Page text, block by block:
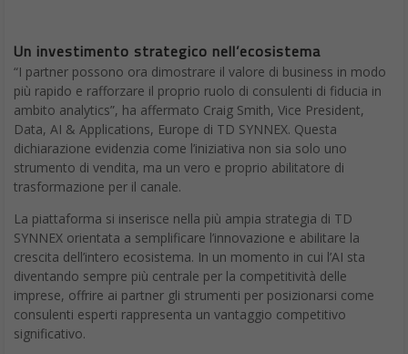
Un investimento strategico nell’ecosistema
“I partner possono ora dimostrare il valore di business in modo
più rapido e rafforzare il proprio ruolo di consulenti di fiducia in
ambito analytics”, ha affermato Craig Smith, Vice President,
Data, AI & Applications, Europe di TD SYNNEX. Questa
dichiarazione evidenzia come l’iniziativa non sia solo uno
strumento di vendita, ma un vero e proprio abilitatore di
trasformazione per il canale.
La piattaforma si inserisce nella più ampia strategia di TD
SYNNEX orientata a semplificare l’innovazione e abilitare la
crescita dell’intero ecosistema. In un momento in cui l’AI sta
diventando sempre più centrale per la competitività delle
imprese, offrire ai partner gli strumenti per posizionarsi come
consulenti esperti rappresenta un vantaggio competitivo
significativo.